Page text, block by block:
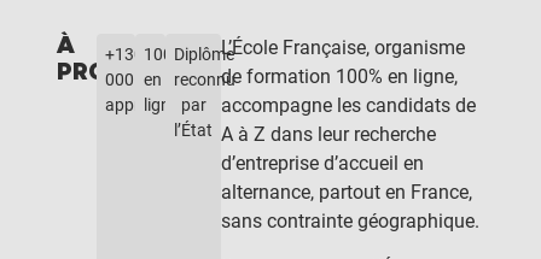
À
PROPOS
+130
000
apprenants
100%
en
ligne
Diplôme
reconnu
par
l’État
L’École Française, organisme
de formation 100% en ligne,
accompagne les candidats de
A à Z dans leur recherche
d’entreprise d’accueil en
alternance, partout en France,
sans contrainte géographique.